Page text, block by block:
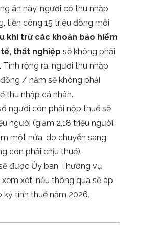
án này, người có thu nhập
tiền công 15 triệu đồng mỗi
khi trừ các khoản bảo hiểm
tế, thất nghiệp sẽ không phải
Tính rộng ra, người thu nhập
/ năm sẽ không phải
thu nhập cá nhân.
người còn phải nộp thuế sẽ
người (giảm 2,18 triệu người,
một nửa, do chuyển sang
còn phải chịu thuế).
được Ủy ban Thường vụ
xét, nếu thông qua sẽ áp
kỳ tính thuế năm 2026.